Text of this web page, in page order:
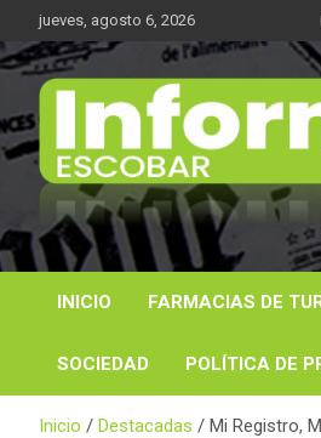
Saltar
al
contenido
jueves, agosto 6, 2026
Informe 21
Noticas reales
INICIO FARMACIAS DE
SOCIEDAD POLÍTICA DE
Inicio Destacadas Mi Registro,